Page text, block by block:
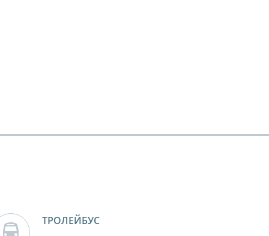
ТРОЛЕЙБУС